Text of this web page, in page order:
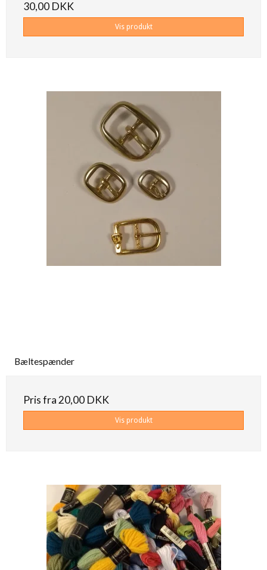
30,00 DKK
Vis produkt
Bæltespænder
Pris fra20,00 DKK
Vis produkt